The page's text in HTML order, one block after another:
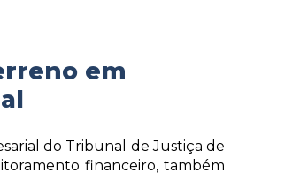
em
do Tribunal de Justiça de
financeiro, também